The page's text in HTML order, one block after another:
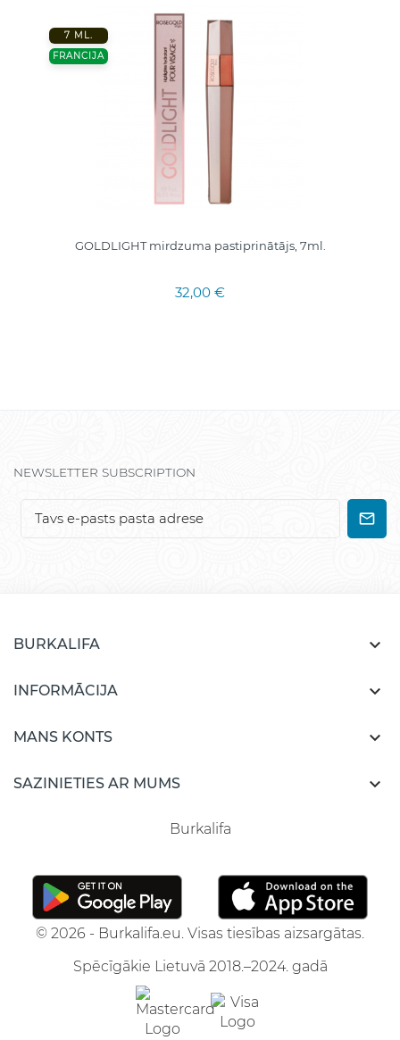
7 ML.
FRANCIJA
GOLDLIGHT mirdzuma pastiprinātājs, 7ml.
32,00 €
NEWSLETTER SUBSCRIPTION
BURKALIFA 
INFORMĀCIJA 
MANS KONTS 
SAZINIETIES AR MUMS 
Burkalifa
© 2026 - Burkalifa.eu. Visas tiesības aizsargātas.
Spēcīgākie Lietuvā 2018.–2024. gadā